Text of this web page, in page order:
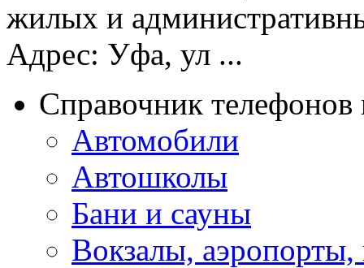
жилых и
Адрес: Уфа, ул ...
Справочник
Автомобили
Автошколы
Бани и сауны
Вокзалы,